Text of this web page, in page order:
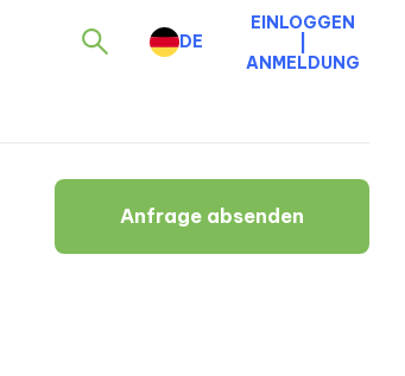
DE
EINLOGGEN
ANMELDUNG
Anfrage absenden